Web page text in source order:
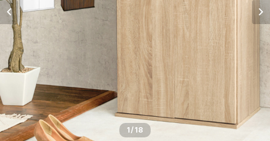
1/18